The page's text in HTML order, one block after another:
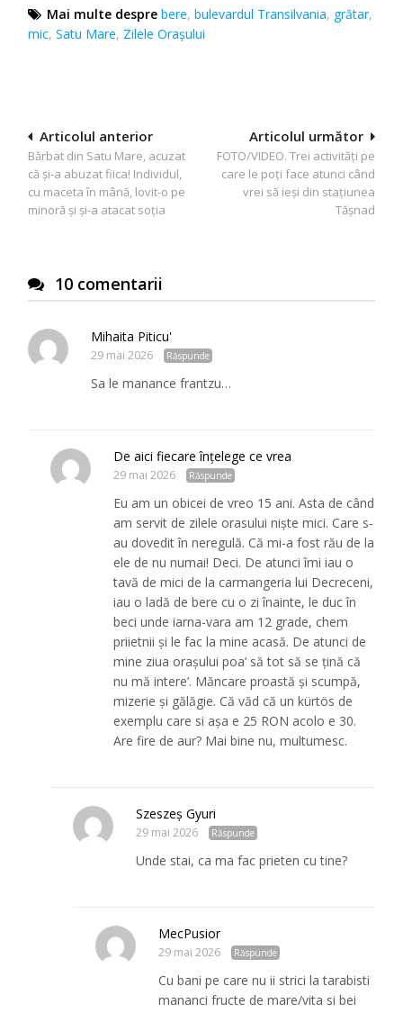
Mai multe despre bere,bulevardul Transilvania, grătar,
mic,Satu Mare, Zilele Oraşului
Navigare
în
articole
Articolul următor
FOTO/VIDEO. Trei activități pe
care le poți face atunci când
vrei să ieși din stațiunea
Tășnad
Articolul anterior
Bărbat din Satu Mare, acuzat
că și-a abuzat fiica! Individul,
cu maceta în mână, lovit-o pe
minoră și și-a atacat soția
10 comentarii
Mihaita Piticu'
29 mai 2026 Răspunde
Sa le manance frantzu…
De aici fiecare înțelege ce vrea
29 mai 2026 Răspunde
Eu am un obicei de vreo 15 ani. Asta de când
am servit de zilele orasului niște mici. Care s-
au dovedit în neregulă. Că mi-a fost rău de la
ele de nu numai! Deci. De atunci îmi iau o
tavă de mici de la carmangeria lui Decreceni,
iau o ladă de bere cu o zi înainte, le duc în
beci unde iarna-vara am 12 grade, chem
priietnii și le fac la mine acasă. De atunci de
mine ziua orașului poa’ să tot să se țină că
nu mă intere’. Măncare proastă și scumpă,
mizerie și gălăgie. Că văd că un kürtös de
exemplu care si așa e 25 RON acolo e 30.
Are fire de aur? Mai bine nu, multumesc.
Szeszeș Gyuri
29 mai 2026 Răspunde
Unde stai, ca ma fac prieten cu tine?
MecPusior
29 mai 2026 Răspunde
Cu bani pe care nu ii strici la tarabisti
mananci fructe de mare/vita si bei